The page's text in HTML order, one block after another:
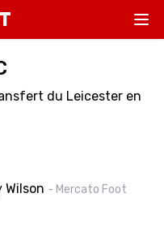
du Leicester en
Wilson - Mercato Foot